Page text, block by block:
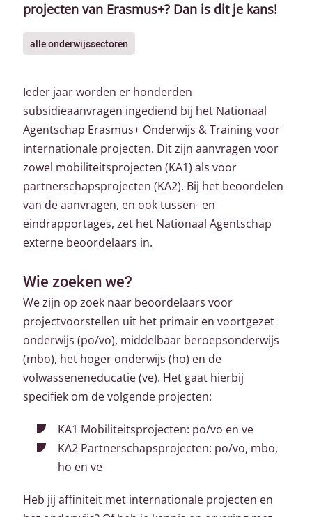
projecten van Erasmus+? Dan is dit je kans!
alle onderwijssectoren
Ieder jaar worden er honderden
subsidieaanvragen ingediend bij het Nationaal
Agentschap Erasmus+ Onderwijs & Training voor
internationale projecten. Dit zijn aanvragen voor
zowel mobiliteitsprojecten (KA1) als voor
partnerschapsprojecten (KA2). Bij het beoordelen
van de aanvragen, en ook tussen- en
eindrapportages, zet het Nationaal Agentschap
externe beoordelaars in.
Wie zoeken we?
We zijn op zoek naar beoordelaars voor
projectvoorstellen uit het primair en voortgezet
onderwijs (po/vo), middelbaar beroepsonderwijs
(mbo), het hoger onderwijs (ho) en de
volwasseneneducatie (ve). Het gaat hierbij
specifiek om de volgende projecten:
KA1 Mobiliteitsprojecten: po/vo en ve
KA2 Partnerschapsprojecten: po/vo, mbo,
ho en ve
Heb jij affiniteit met internationale projecten en